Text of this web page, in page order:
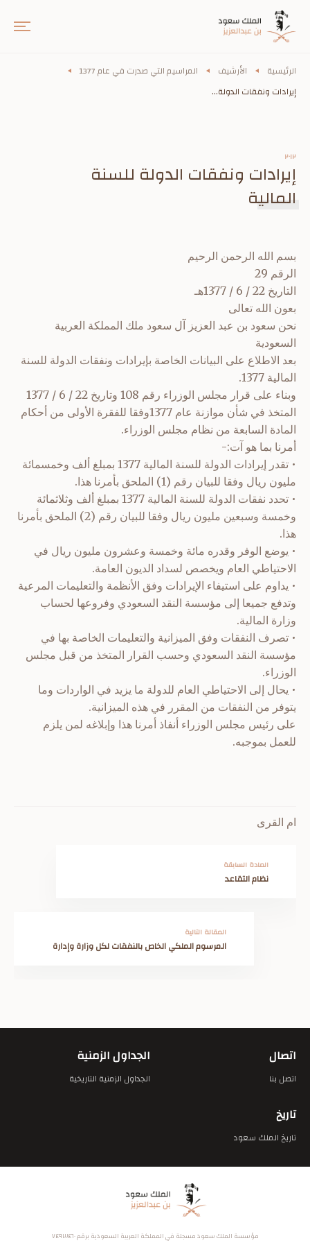
الرئيسية الأرشيف
المراسيم التي صدرت في عام 1377
إيرادات ونفقات الدولة...
٢٠١٢
إيرادات ونفقات الدولة للسنة
المالية
بسم الله الرحمن الرحيم
الرقم 29
التاريخ 22 / 6 / 1377هـ
بعون الله تعالى
نحن سعود بن عبد العزيز آل سعود ملك المملكة العربية
السعودية
بعد الاطلاع على البيانات الخاصة بإيرادات ونفقات الدولة للسنة
المالية 1377.
وبناء على قرار مجلس الوزراء رقم 108 وتاريخ 22 / 6 / 1377
المتخذ في شأن موازنة عام 1377وفقا للفقرة الأولى من أحكام
المادة السابعة من نظام مجلس الوزراء.
أمرنا بما هو آت:-
• تقدر إيرادات الدولة للسنة المالية 1377 بمبلغ ألف وخمسمائة
مليون ريال وفقا للبيان رقم (1) الملحق بأمرنا هذا.
• تحدد نفقات الدولة للسنة المالية 1377 بمبلغ ألف وثلاثمائة
وخمسة وسبعين مليون ريال وفقا للبيان رقم (2) الملحق بأمرنا
هذا.
• يوضع الوفر وقدره مائة وخمسة وعشرون مليون ريال في
الاحتياطي العام ويخصص لسداد الديون العامة.
• يداوم على استيفاء الإيرادات وفق الأنظمة والتعليمات المرعية
وتدفع جميعا إلى مؤسسة النقد السعودي وفروعها لحساب
وزارة المالية.
• تصرف النفقات وفق الميزانية والتعليمات الخاصة بها في
مؤسسة النقد السعودي وحسب القرار المتخذ من قبل مجلس
الوزراء.
• يحال إلى الاحتياطي العام للدولة ما يزيد في الواردات وما
يتوفر من النفقات من المقرر في هذه الميزانية.
على رئيس مجلس الوزراء أنفاذ أمرنا هذا وإبلاغه لمن يلزم
للعمل بموجبه.
ام القرى
المادة السابقة
نظام التقاعد
المقالة التالية
المرسوم الملكي الخاص بالنفقات لكل وزارة وإدارة
اتصال
اتصل بنا
الجداول الزمنية
الجداول الزمنية التاريخية
تاريخ
تاريخ الملك سعود
مؤسسة الملك سعود مسجلة في المملكة العربية السعودية برقم ٧٤٩٣٤٦٠